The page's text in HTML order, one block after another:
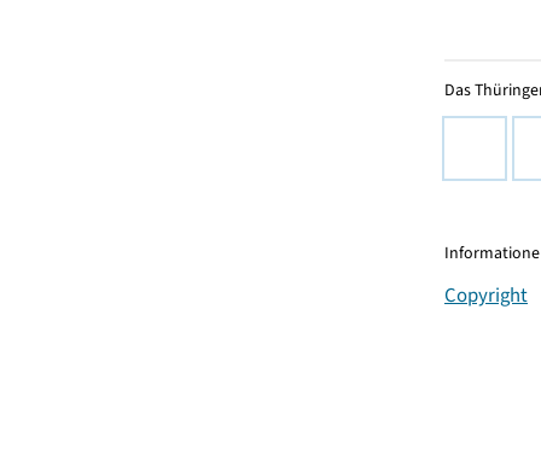
Das
Copyright